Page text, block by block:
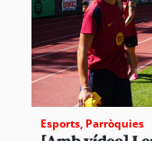
Esports, Parròquies